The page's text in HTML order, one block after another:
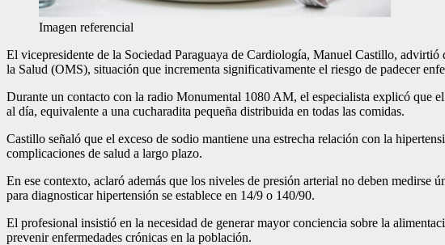
Imagen referencial
El vicepresidente de la Sociedad Paraguaya de Cardiología, Manuel Castillo, advirtió
la Salud (OMS), situación que incrementa significativamente el riesgo de padecer
Durante un contacto con la radio Monumental 1080 AM, el especialista explicó que
al día, equivalente a una cucharadita pequeña distribuida en todas las comidas.
Castillo señaló que el exceso de sodio mantiene una estrecha relación con la
complicaciones de salud a largo plazo.
En ese contexto, aclaró además que los niveles de presión arterial no deben
para diagnosticar hipertensión se establece en 14/9 o 140/90.
El profesional insistió en la necesidad de generar mayor conciencia sobre la
prevenir enfermedades crónicas en la población.